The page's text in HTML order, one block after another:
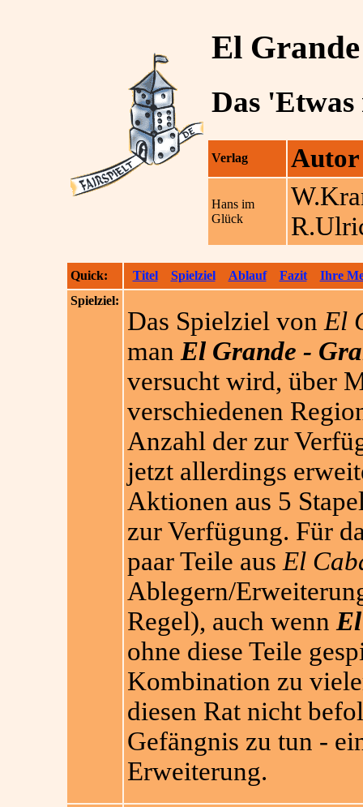
El
Das
Verlag Autor
Hans im
Glück
Quick: Titel Spielziel Ablauf Fazit
Ihre
Spielziel:
Das Spielziel von El
man El Grande -
versucht wird, über
verschiedenen
Anzahl der zur
jetzt allerdings
Aktionen aus 5
zur Verfügung. Für
paar Teile aus El
Ablegern/
Regel), auch wenn
ohne diese Teile
Kombination zu
diesen Rat nicht
Gefängnis zu tun -
Erweiterung.